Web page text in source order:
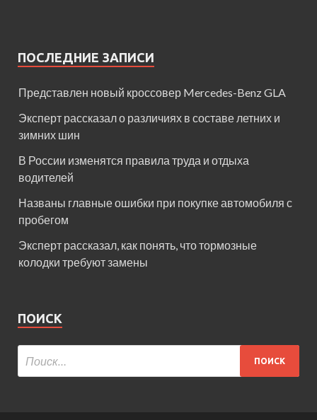
ПОСЛЕДНИЕ ЗАПИСИ
Представлен новый кроссовер Mercedes-Benz GLA
Эксперт рассказал о различиях в составе летних и
зимних шин
В России изменятся правила труда и отдыха
водителей
Названы главные ошибки при покупке автомобиля с
пробегом
Эксперт рассказал, как понять, что тормозные
колодки требуют замены
ПОИСК